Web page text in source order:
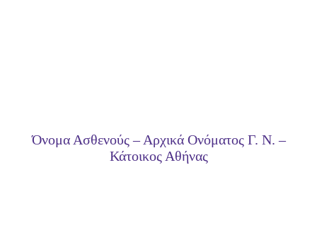
Όνομα Ασθενούς – Αρχικά Ονόματος Γ. Ν. –
Κάτοικος Αθήνας